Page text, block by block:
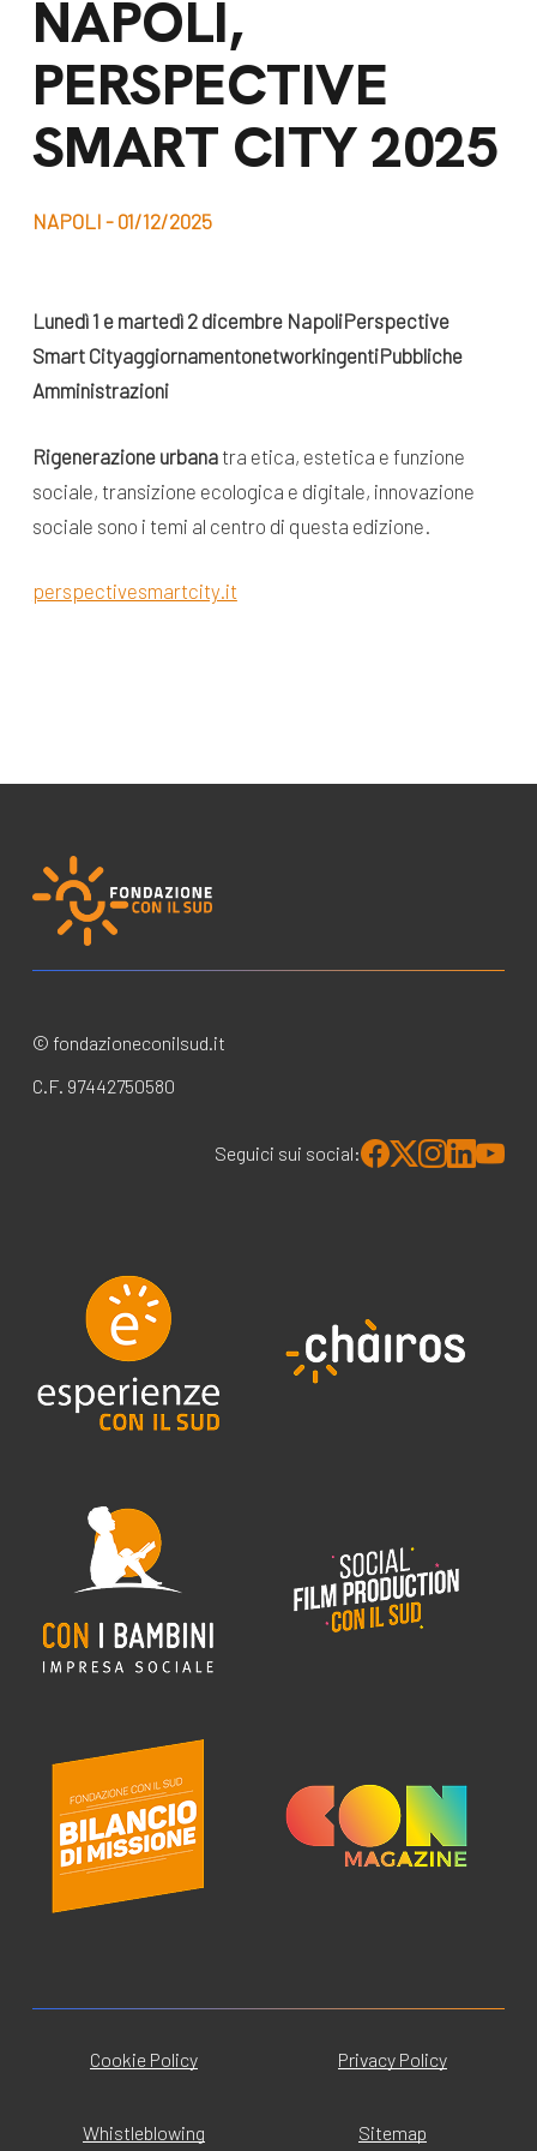
NAPOLI,
PERSPECTIVE
SMART CITY 2025
NAPOLI - 01/12/2025
Lunedì 1 e martedì 2 dicembreNapoliPerspective
Smart CityaggiornamentonetworkingentiPubbliche
Amministrazioni
Rigenerazione urbanatra etica, estetica e funzione
sociale, transizione ecologica e digitale, innovazione
sociale sono i temi al centro di questa edizione.
perspectivesmartcity.it
© fondazioneconilsud.it
C.F. 97442750580
Seguici sui social:
Cookie Policy Privacy Policy
Whistleblowing Sitemap
Lavora con noi
Bilancio di
missione
News e
appuntamenti
Appuntamenti
Campagne
Libri e
pubblicazioni
e blog progetti